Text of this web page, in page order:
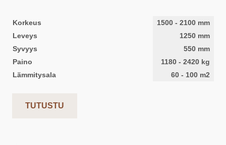
Korkeus 1500 - 2100 mm
Leveys
1250 mm
Syvyys
550 mm
Paino
1180 - 2420 kg
Lämmitysala
60 - 100 m2
TUTUSTU